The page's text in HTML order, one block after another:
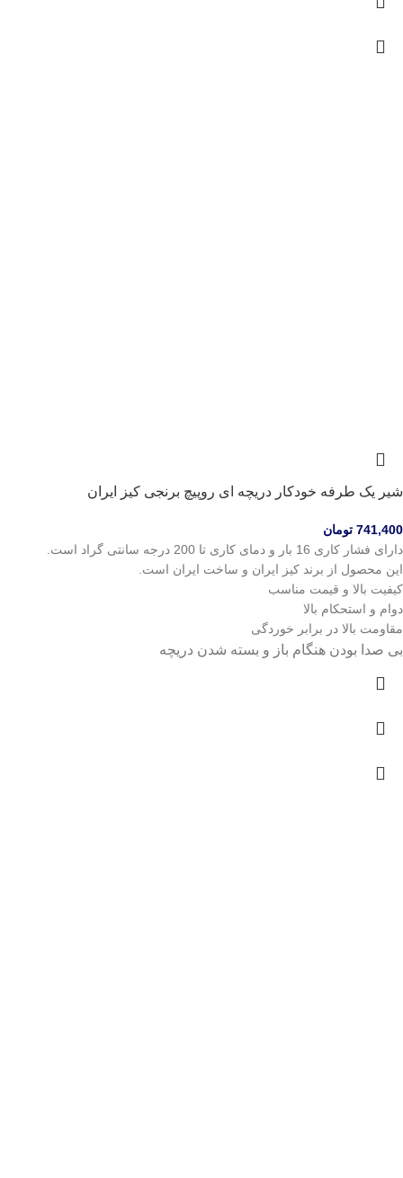
شیر یک طرفه خودکار دریچه ای روپیچ برنجی کیز ایران
741,400 تومان
دارای فشار کاری 16 بار و دمای کاری تا 200 درجه سانتی گراد است.
این محصول از برند کیز ایران و ساخت ایران است.
کیفیت بالا و قیمت مناسب
دوام و استحکام بالا
مقاومت بالا در برابر خوردگی
بی صدا بودن هنگام باز و بسته شدن دریچه